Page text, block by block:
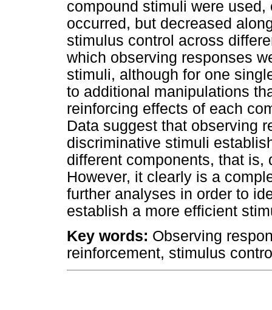
compound stimuli were
occurred, but decreased
stimulus control across
which observing responses
stimuli, although for one
to additional manipulations
reinforcing effects of each
Data suggest that observing
discriminative stimuli
different components, that
However, it clearly is a
further analyses in order to
establish a more efficient
Key words: Observing
reinforcement, stimulus